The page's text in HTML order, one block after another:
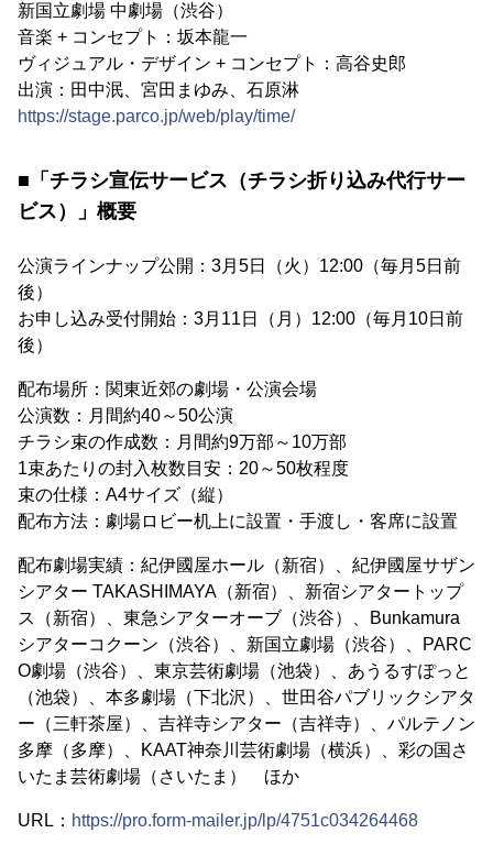
新国立劇場 中劇場（渋谷）
音楽 + コンセプト：坂本龍一
ヴィジュアル・デザイン + コンセプト：高谷史郎
出演：田中泯、宮田まゆみ、石原淋
https://stage.parco.jp/web/play/time/
■「チラシ宣伝サービス（チラシ折り込み代行サー
ビス）」概要
公演ラインナップ公開：3月5日（火）12:00（毎月5日前
後）
お申し込み受付開始：3月11日（月）12:00（毎月10日前
後）
配布場所：関東近郊の劇場・公演会場
公演数：月間約40～50公演
チラシ束の作成数：月間約9万部～10万部
1束あたりの封入枚数目安：20～50枚程度
束の仕様：A4サイズ（縦）
配布方法：劇場ロビー机上に設置・手渡し・客席に設置
配布劇場実績：紀伊國屋ホール（新宿）、紀伊國屋サザン
シアター TAKASHIMAYA（新宿）、新宿シアタートップ
ス（新宿）、東急シアターオーブ（渋谷）、Bunkamura
シアターコクーン（渋谷）、新国立劇場（渋谷）、PARC
O劇場（渋谷）、東京芸術劇場（池袋）、あうるすぽっと
（池袋）、本多劇場（下北沢）、世田谷パブリックシアタ
ー（三軒茶屋）、吉祥寺シアター（吉祥寺）、パルテノン
多摩（多摩）、KAAT神奈川芸術劇場（横浜）、彩の国さ
いたま芸術劇場（さいたま） ほか
URL： https://pro.form-mailer.jp/lp/4751c034264468